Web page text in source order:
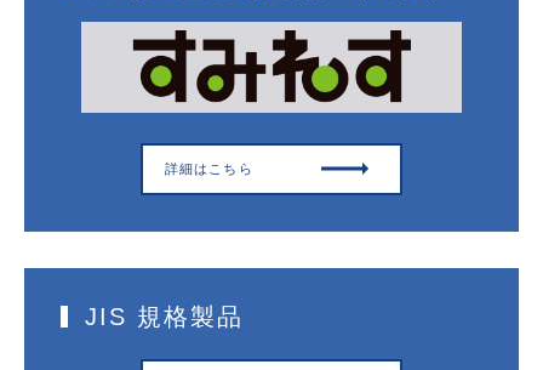
詳細はこちら
JIS 規格製品